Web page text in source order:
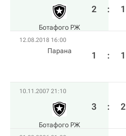
Ботафого РЖ
2 : 1
12.08.2018 16:00
Парана 1 : 1
10.11.2007 21:10
Ботафого РЖ
3 : 2